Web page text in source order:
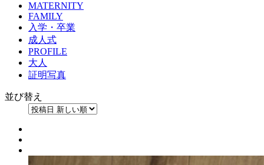
MATERNITY
FAMILY
入学・卒業
成人式
PROFILE
大人
証明写真
並び替え